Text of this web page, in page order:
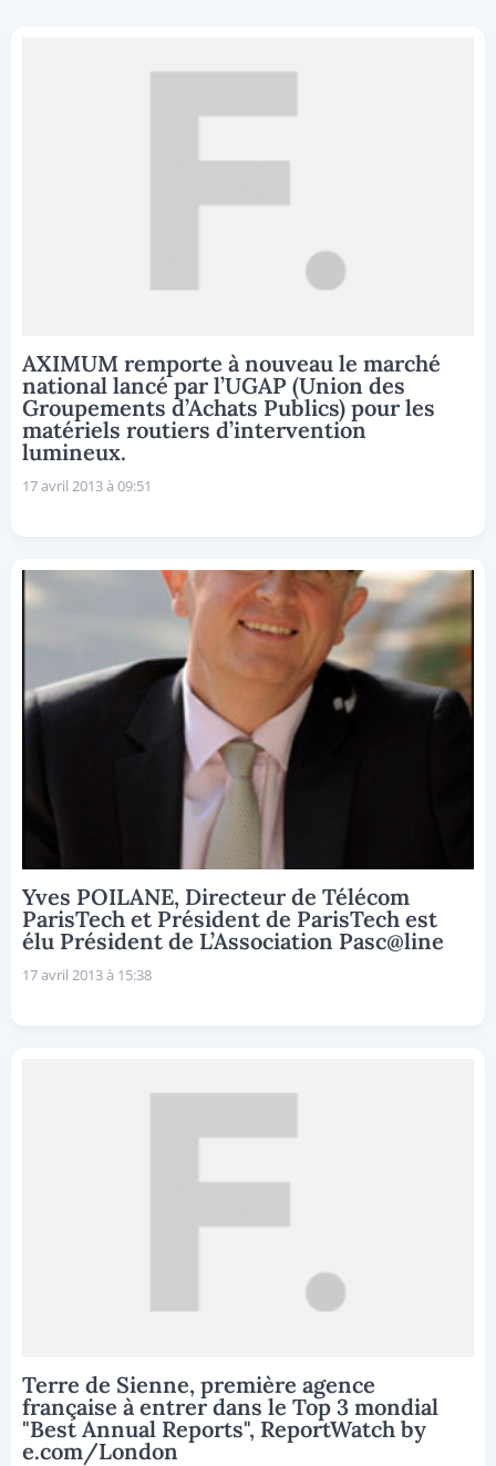
AXIMUM remporte à nouveau le marché
national lancé par l’UGAP (Union des
Groupements d’Achats Publics) pour les
matériels routiers d’intervention
lumineux.
17 avril 2013 à 09:51
Yves POILANE, Directeur de Télécom
ParisTech et Président de ParisTech est
élu Président de L’Association Pasc@line
17 avril 2013 à 15:38
Terre de Sienne, première agence
française à entrer dans le Top 3 mondial
"Best Annual Reports", ReportWatch by
e.com/London